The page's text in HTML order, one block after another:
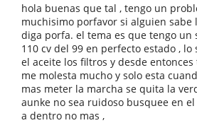
hola buenas que tal , tengo un
muchisimo porfavor si alguien sabe
diga porfa. el tema es que tengo un
110 cv del 99 en perfecto estado , lo
el aceite los filtros y desde
me molesta mucho y solo esta
mas meter la marcha se quita la
aunke no sea ruidoso busquee en
a dentro no mas ,